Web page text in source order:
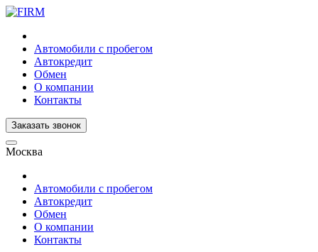
Автомобили с пробегом
Автокредит
Обмен
О компании
Контакты
Заказать звонок
Москва
Автомобили с пробегом
Автокредит
Обмен
О компании
Контакты